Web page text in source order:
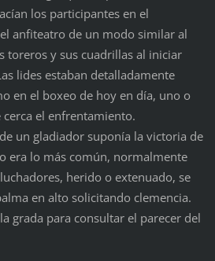
los participantes en el
anfiteatro de un modo similar al
toreros y sus cuadrillas al iniciar
lides estaban detalladamente
en el boxeo de hoy en día, uno o
el enfrentamiento.
un gladiador suponía la victoria de
era lo más común, normalmente
herido o extenuado, se
en alto solicitando clemencia.
grada para consultar el parecer del